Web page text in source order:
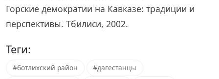
Горские демократии на Кавказе: традиции и
перспективы. Тбилиси, 2002.
Теги:
#ботлихский район
#дагестанцы